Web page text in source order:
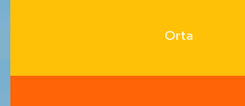
Orta